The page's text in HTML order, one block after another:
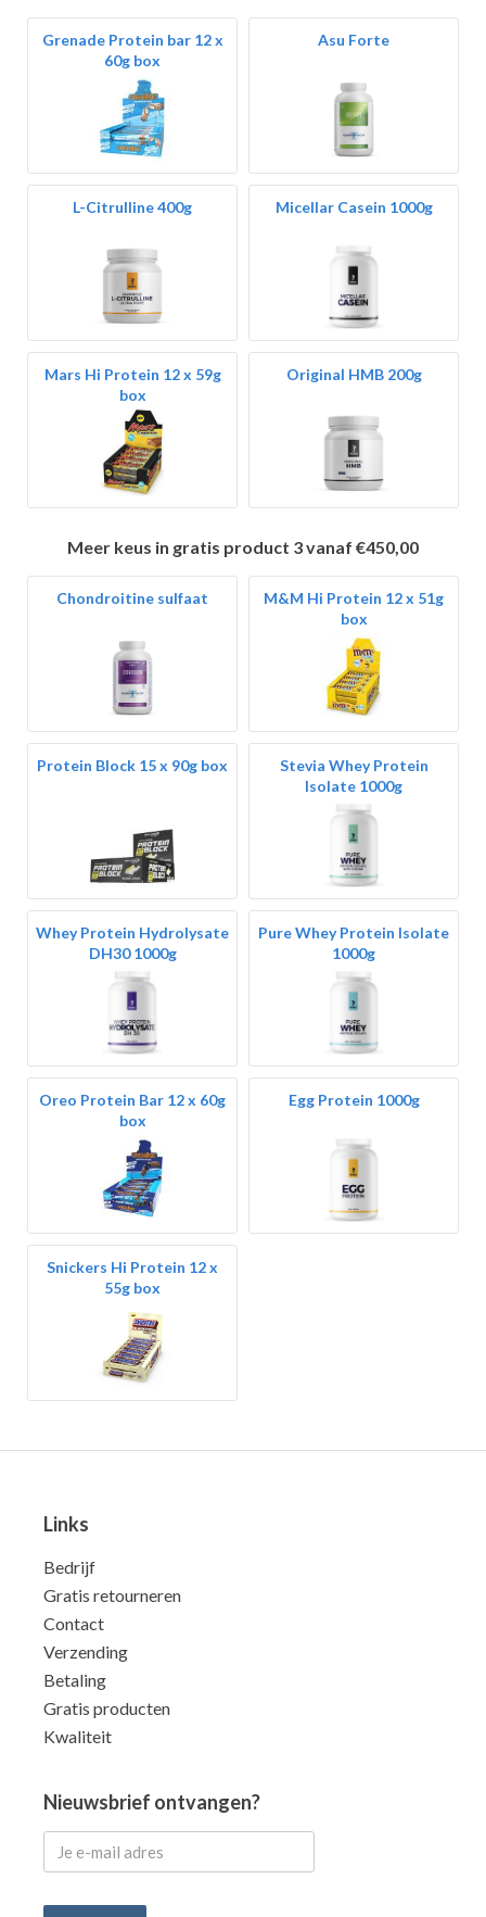
Grenade Protein bar 12 x
60g box
Asu Forte
L-Citrulline 400g Micellar Casein 1000g
Mars Hi Protein 12 x 59g
box
Original HMB 200g
Meer keus in gratis product 3 vanaf €450,00
Chondroitine sulfaat
M&M Hi Protein 12 x 51g
box
Protein Block 15 x 90g box
Stevia Whey Protein
Isolate 1000g
Whey Protein Hydrolysate
DH30 1000g
Pure Whey Protein Isolate
1000g
Oreo Protein Bar 12 x 60g
box
Egg Protein 1000g
Snickers Hi Protein 12 x
55g box
Links
Bedrijf
Gratis retourneren
Contact
Verzending
Betaling
Gratis producten
Kwaliteit
Nieuwsbrief ontvangen?